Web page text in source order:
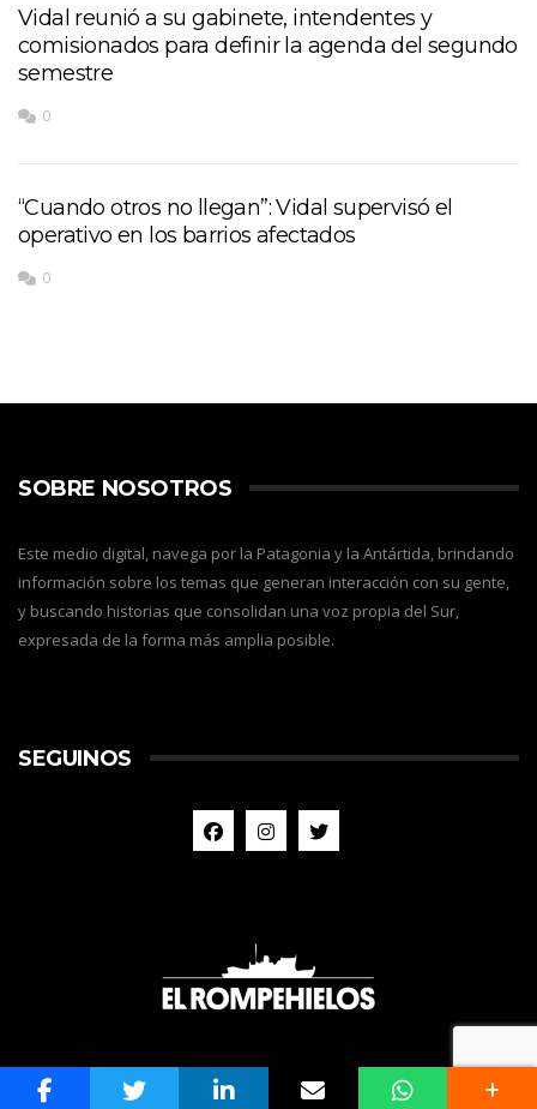
Vidal reunió a su gabinete, intendentes y
comisionados para definir la agenda del segundo
semestre
0
“Cuando otros no llegan”: Vidal supervisó el
operativo en los barrios afectados
0
SOBRE NOSOTROS
Este medio digital, navega por la Patagonia y la Antártida, brindando
información sobre los temas que generan interacción con su gente,
y buscando historias que consolidan una voz propia del Sur,
expresada de la forma más amplia posible.
SEGUINOS